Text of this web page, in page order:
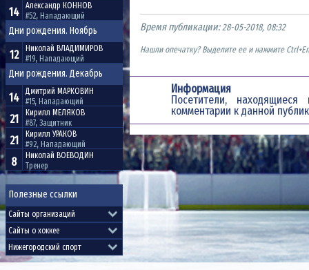
14 Александр КОННОВ
#52, Нападающий
Дни рождения. Ноябрь
12 Николай ВЛАДИМИРОВ
#19, Нападающий
Дни рождения. Декабрь
14 Дмитрий МАРКОВИН
#15, Нападающий
21 Кирилл МЕЛЯКОВ
#87, Защитник
21 Кирилл УРАКОВ
#92, Нападающий
8 Николай ВОЕВОДИН
Тренер
Полезные ссылки
Время публикации:28-05-2018, 08:32
Нашли опечатку? Выделите ее и нажмите
Информация
Посетители,
комментарии к данной